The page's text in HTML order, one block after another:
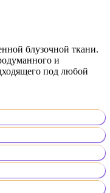
блузочной ткани.
и
под любой